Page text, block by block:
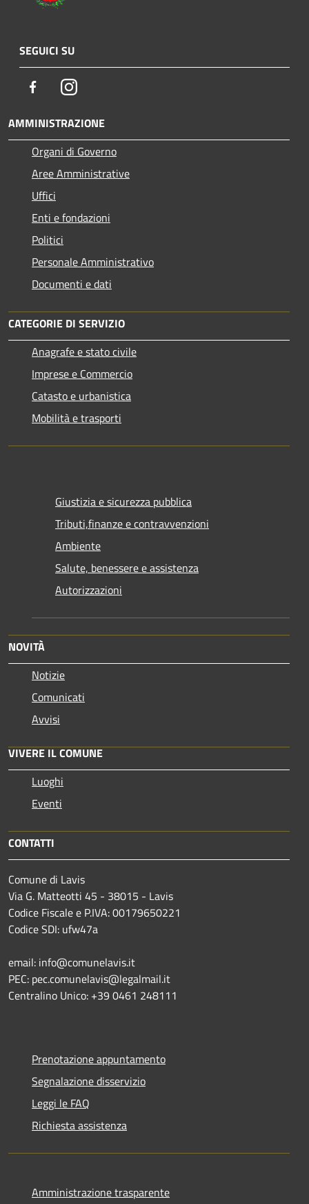
SEGUICI SU
FacebookInstagram
AMMINISTRAZIONE
Organi di Governo
Aree Amministrative
Uffici
Enti e fondazioni
Politici
Personale Amministrativo
Documenti e dati
CATEGORIE DI SERVIZIO
Anagrafe e stato civile
Imprese e Commercio
Catasto e urbanistica
Mobilità e trasporti
Giustizia e sicurezza pubblica
Tributi,finanze e contravvenzioni
Ambiente
Salute, benessere e assistenza
Autorizzazioni
NOVITÀ
Notizie
Comunicati
Avvisi
VIVERE IL COMUNE
Luoghi
Eventi
CONTATTI
Comune di Lavis
Via G. Matteotti 45 - 38015 - Lavis
Codice Fiscale e P.IVA: 00179650221
Codice SDI: ufw47a
email: info@comunelavis.it
PEC: pec.comunelavis@legalmail.it
Centralino Unico: +39 0461 248111
Prenotazione appuntamento
Segnalazione disservizio
Leggi le FAQ
Richiesta assistenza
Amministrazione trasparente